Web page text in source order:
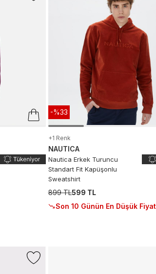
-%33
+1 Renk
NAUTICA
Nautica Erkek Turuncu
Standart Fit Kapüşonlu
Sweatshirt
899 TL599 TL
Son 10 Günün En Düşük